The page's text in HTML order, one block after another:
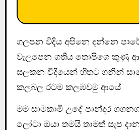
ගලපන විදිය අපිනෙ දන්නෙ
වැලපෙන ගතිය තොපිගෙ කුණු
සලකන විදියෙන් හිතට ගනින්
කලබල රටම කලඹවමු ආයේ
මම සාමකාමි උදේ පාන්දර
ලෝටා ඔයා තමයි තාමත් සැප